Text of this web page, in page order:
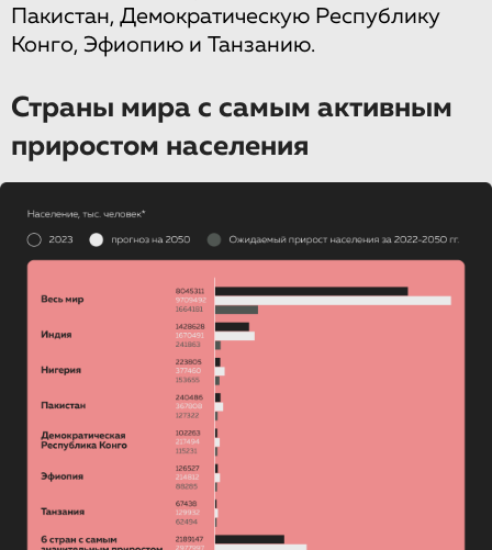
Пакистан, Демократическую Республику
Конго, Эфиопию и Танзанию.
Страны мира с самым активным
приростом населения